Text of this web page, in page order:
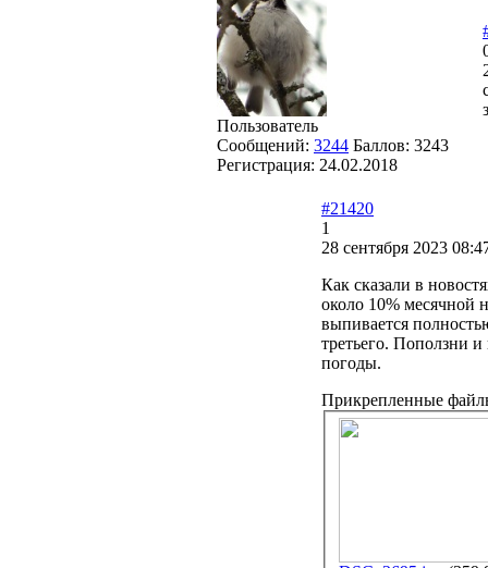
Пользователь
Сообщений: 3244 Баллов: 3243
Регистрация: 24.02.2018
#21420
1
28 сентября 2023
Как сказали в
около 10% месячной
выпивается
третьего. Поползни
погоды.
Прикрепленные